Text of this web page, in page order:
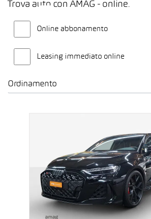
Trova auto con AMAG - online.
Online abbonamento
Leasing immediato online
Ordinamento